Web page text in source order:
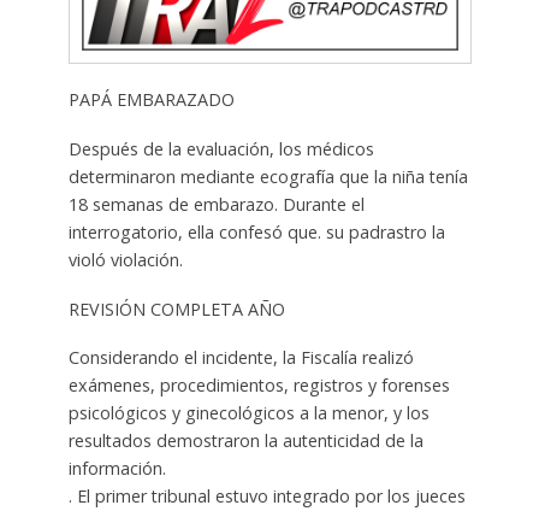
PAPÁ EMBARAZADO
Después de la evaluación, los médicos
determinaron mediante ecografía que la niña tenía
18 semanas de embarazo. Durante el
interrogatorio, ella confesó que. su padrastro la
violó violación.
REVISIÓN COMPLETA AÑO
Considerando el incidente, la Fiscalía realizó
exámenes, procedimientos, registros y forenses
psicológicos y ginecológicos a la menor, y los
resultados demostraron la autenticidad de la
información.
. El primer tribunal estuvo integrado por los jueces